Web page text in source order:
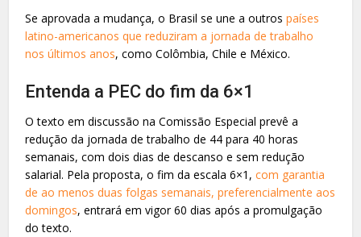
Se aprovada a mudança, o Brasil se une a outrospaíses
latino-americanos que reduziram a jornada de trabalho
nos últimos anos, como Colômbia, Chile e México.
Entenda a PEC do fim da 6×1
O texto em discussão na Comissão Especial prevê a
redução da jornada de trabalho de 44 para 40 horas
semanais, com dois dias de descanso e sem redução
salarial. Pela proposta, o fim da escala 6×1,com garantia
de ao menos duas folgas semanais, preferencialmente aos
domingos, entrará em vigor 60 dias após a promulgação
do texto.